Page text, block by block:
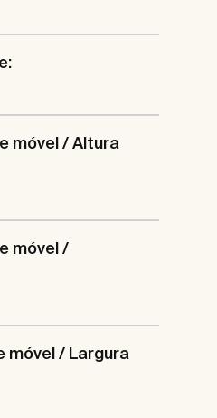
móvel / Altura
móvel /
móvel / Largura